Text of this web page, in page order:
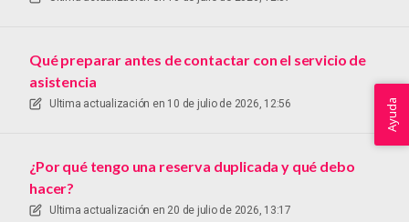
Qué preparar antes de contactar con el servicio de
asistencia
Ultima actualización en 10 de julio de 2026, 12:56
¿Por qué tengo una reserva duplicada y qué debo
hacer?
Ultima actualización en 20 de julio de 2026, 13:17
Ayuda